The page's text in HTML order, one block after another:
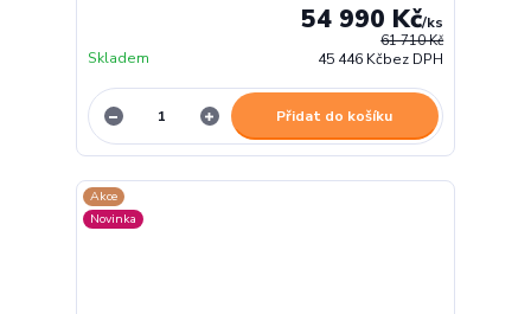
61 710 Kč
54 990 Kč/ks
45 446 Kčbez DPH
Skladem
Přidat do košíku
Akce
Novinka